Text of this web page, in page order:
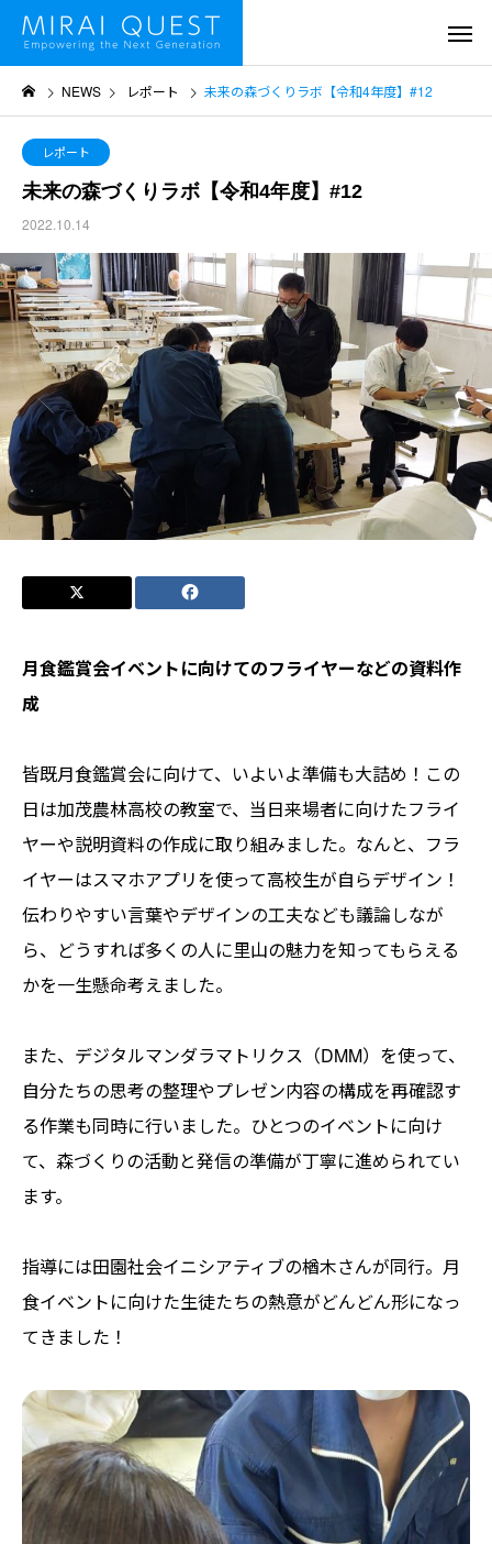
NEWS レポート 未来の森づくりラボ【令和4年度】#12
レポート
未来の森づくりラボ【令和4年度】#12
2022.10.14
月食鑑賞会イベントに向けてのフライヤーなどの資料作
成
皆既月食鑑賞会に向けて、いよいよ準備も大詰め！この
日は加茂農林高校の教室で、当日来場者に向けたフライ
ヤーや説明資料の作成に取り組みました。なんと、フラ
イヤーはスマホアプリを使って高校生が自らデザイン！
伝わりやすい言葉やデザインの工夫なども議論しなが
ら、どうすれば多くの人に里山の魅力を知ってもらえる
かを一生懸命考えました。
また、デジタルマンダラマトリクス（DMM）を使って、
自分たちの思考の整理やプレゼン内容の構成を再確認す
る作業も同時に行いました。ひとつのイベントに向け
て、森づくりの活動と発信の準備が丁寧に進められてい
ます。
指導には田園社会イニシアティブの楢木さんが同行。月
食イベントに向けた生徒たちの熱意がどんどん形になっ
てきました！